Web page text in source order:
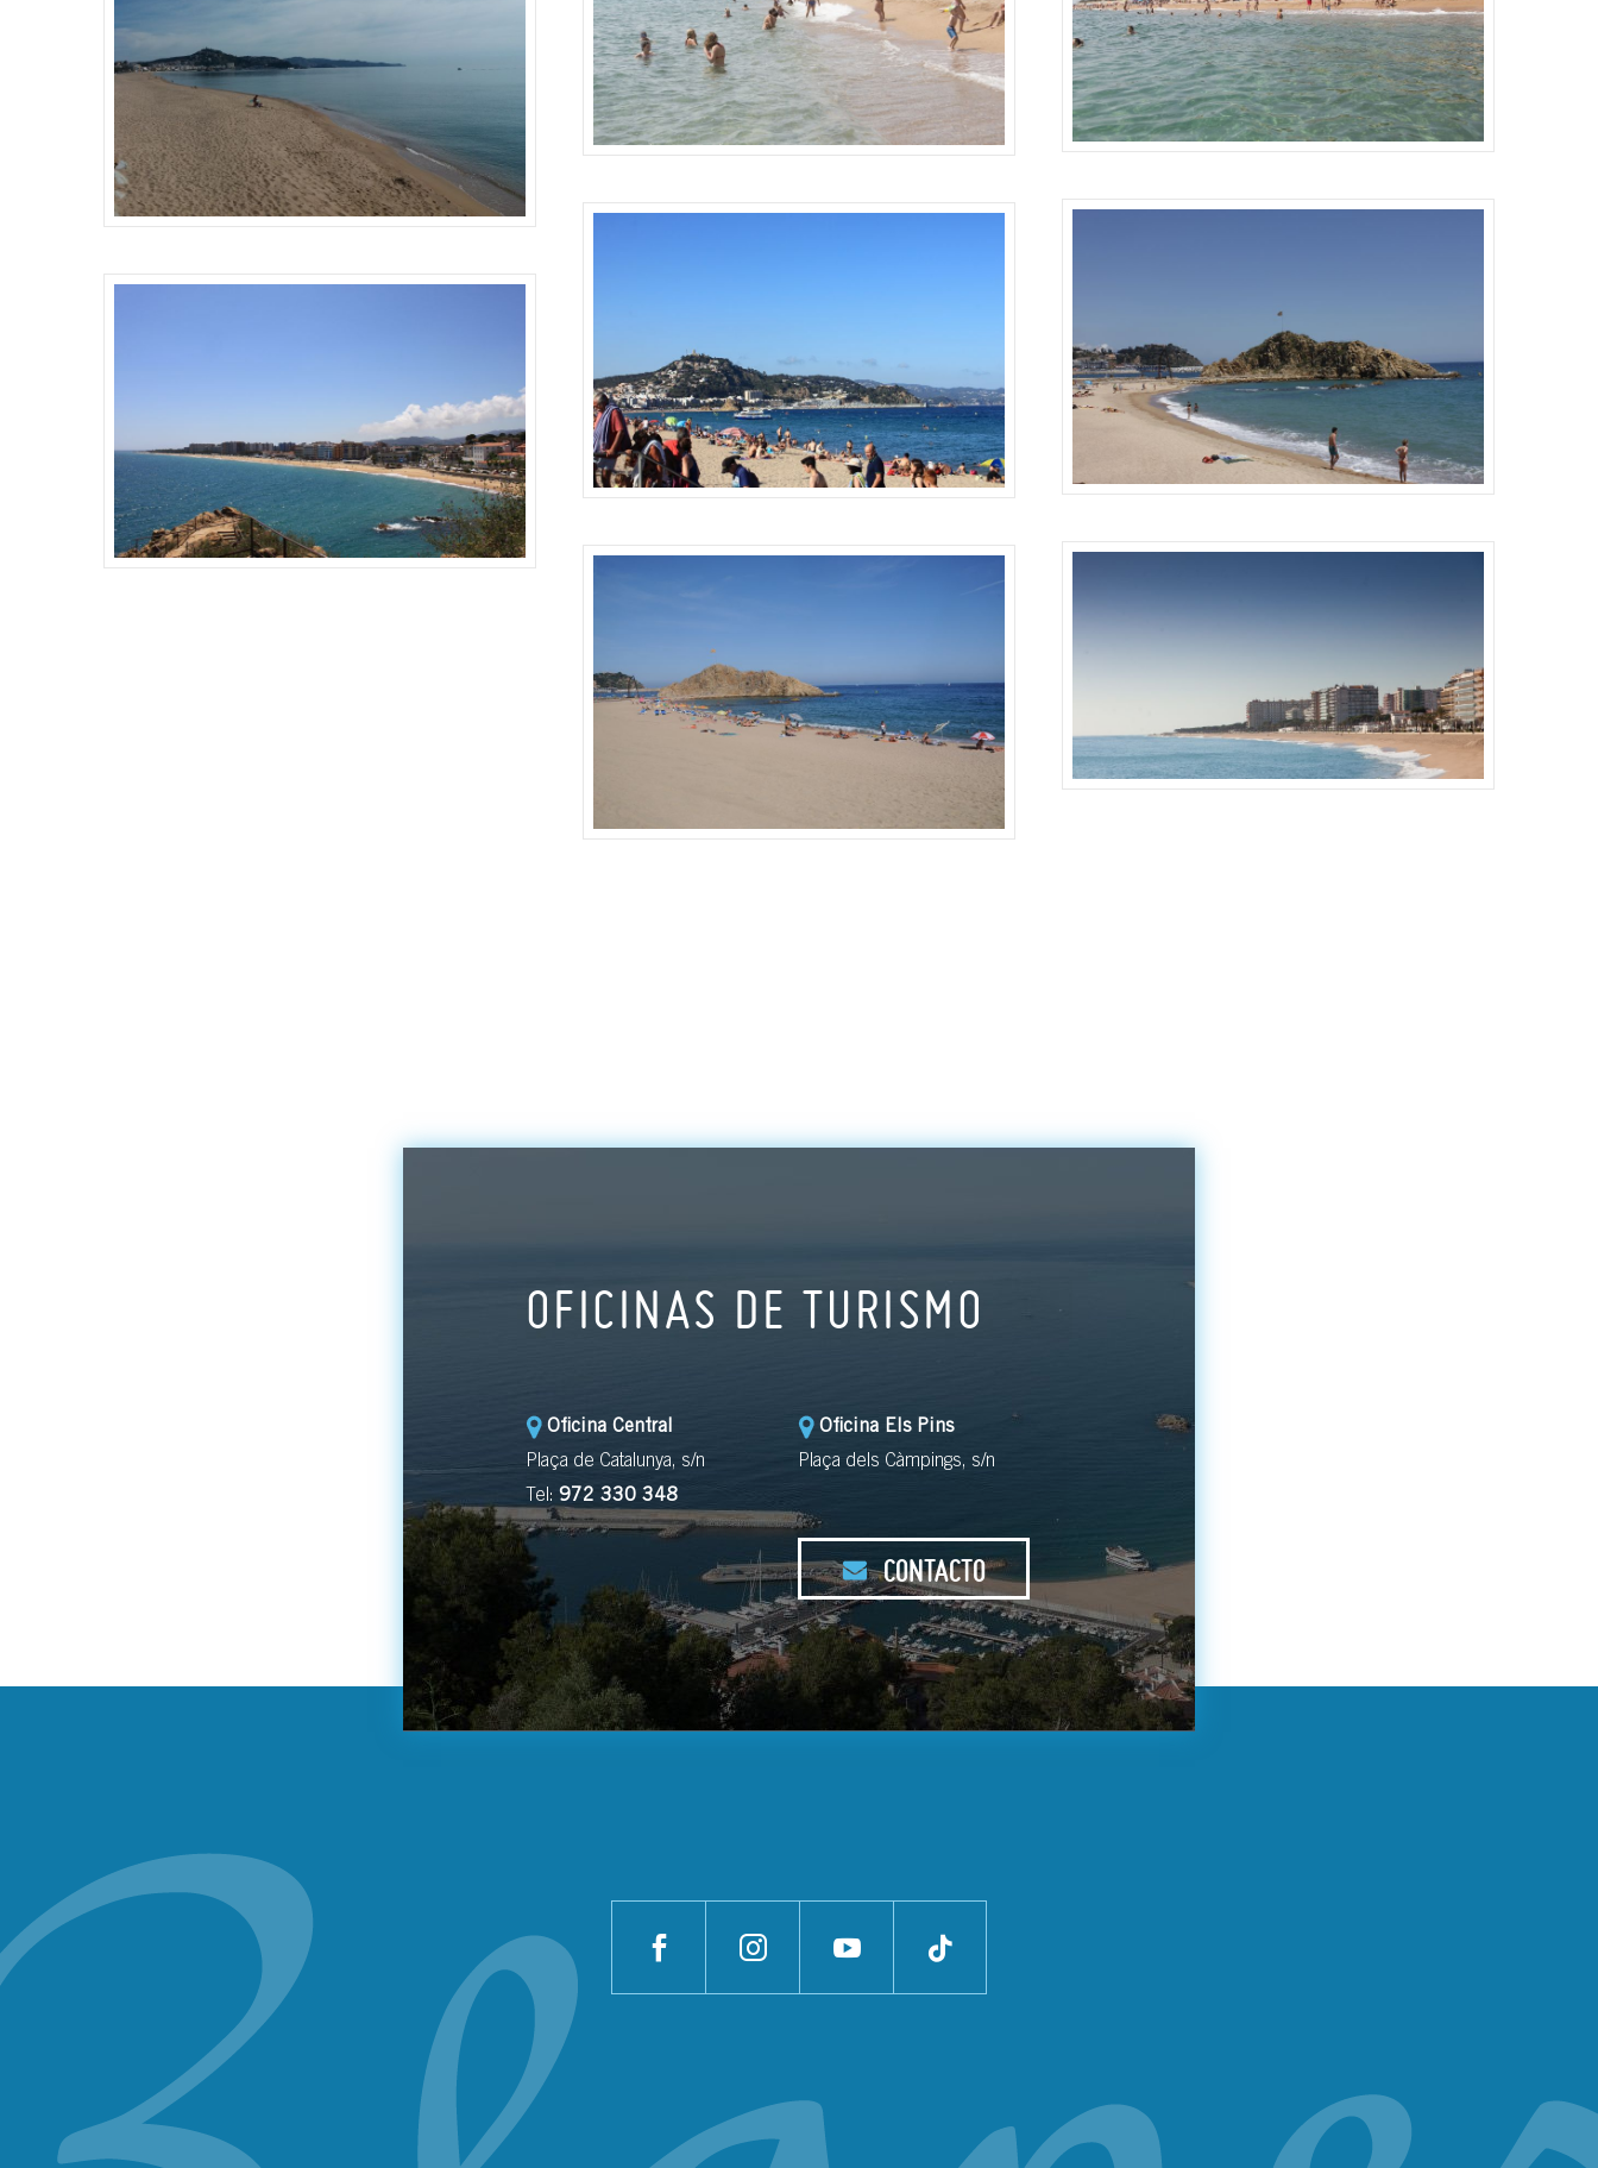
OFICINAS DE TURISMO
Oficina Central
Plaça de Catalunya, s/n
Tel: 972 330 348
Oficina Els Pins
Plaça dels Càmpings, s/n
CONTACTO